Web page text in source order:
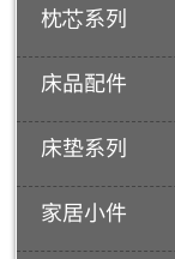
枕芯系列
床品配件
床垫系列
家居小件